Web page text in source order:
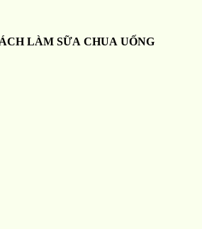
LÀM SỮA CHUA UỐNG